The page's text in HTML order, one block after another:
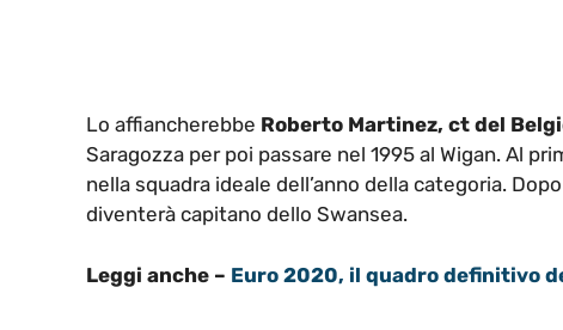
Lo affiancherebbe Roberto Martinez, ct del
Saragozza per poi passare nel 1995 al Wigan. Al
nella squadra ideale dell’anno della categoria.
diventerà capitano dello Swansea.
Leggi anche – Euro 2020, il quadro definitivo